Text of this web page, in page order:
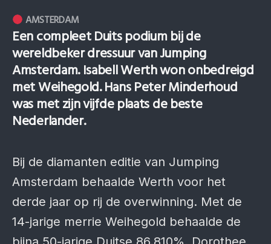
AMSTERDAM
Een compleet Duits podium bij de
wereldbeker dressuur van Jumping
Amsterdam. Isabell Werth won onbedreigd
met Weihegold. Hans Peter Minderhoud
was met zijn vijfde plaats de beste
Nederlander.
Bij de diamanten editie van Jumping
Amsterdam behaalde Werth voor het
derde jaar op rij de overwinning. Met de
14-jarige merrie Weihegold behaalde de